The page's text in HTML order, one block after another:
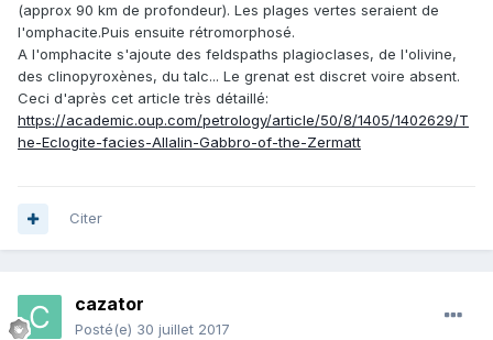
(approx 90 km de profondeur). Les plages vertes seraient de
l'omphacite.Puis ensuite rétromorphosé.
A l'omphacite s'ajoute des feldspaths plagioclases, de l'olivine,
des clinopyroxènes, du talc... Le grenat est discret voire absent.
Ceci d'après cet article très détaillé:
https://academic.oup.com/petrology/article/50/8/1405/1402629/T
he-Eclogite-facies-Allalin-Gabbro-of-the-Zermatt
Citer
cazator
Posté(e) 30 juillet 2017